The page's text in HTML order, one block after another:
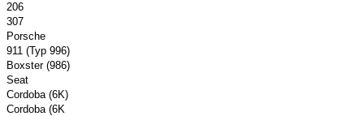
206
307
Porsche
911 (Typ 996)
Boxster (986)
Seat
Cordoba (6K)
Cordoba (6K